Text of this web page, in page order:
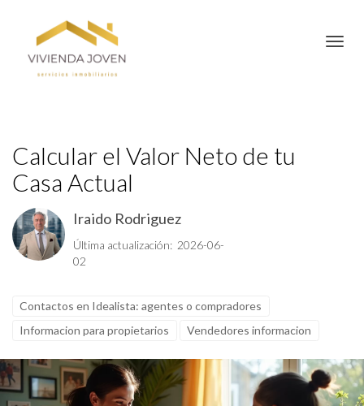
Calcular el Valor Neto de tu
Casa Actual
Iraido Rodriguez
Última actualización: 2026-06-
02
Contactos en Idealista: agentes o compradores
Informacion para propietarios
Vendedores informacion